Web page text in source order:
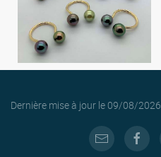
Dernière mise à jour le 09/08/2026